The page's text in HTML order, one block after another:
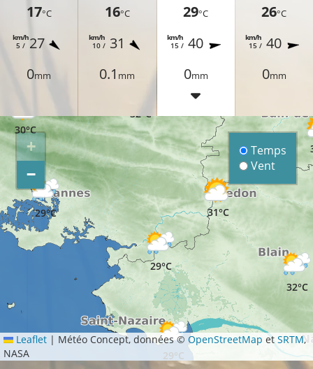
17°C
5 /
km/h27
0mm
16°C
10 /
km/h 31
0.1 mm
29°C
15 /
km/h 40
0mm
26°C
15 /
km/h 40
0mm
30°C
32°C
29°C
29°C 31°C
31°C
32°C
29°C
+
−
Temps
Vent
Leaflet | Météo Concept, données ©OpenStreetMap etSRTM,
NASA